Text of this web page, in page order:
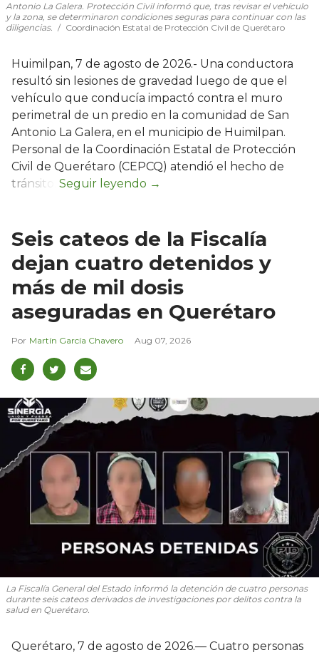
Antonio La Galera. Protección Civil informó que, tras revisar el vehículo
y la zona, se determinaron condiciones seguras para continuar con las
diligencias.
Coordinación Estatal de Protección Civil de Querétaro
Huimilpan, 7 de agosto de 2026.- Una conductora
resultó sin lesiones de gravedad luego de que el
vehículo que conducía impactó contra el muro
perimetral de un predio en la comunidad de San
Antonio La Galera, en el municipio de Huimilpan.
Personal de la Coordinación Estatal de Protección
Civil de Querétaro (CEPCQ) atendió el hecho de
tránsito.
Seis cateos de la Fiscalía
dejan cuatro detenidos y
más de mil dosis
aseguradas en Querétaro
Martín García Chavero Aug 07, 2026
La Fiscalía General del Estado informó la detención de cuatro personas
durante seis cateos derivados de investigaciones por delitos contra la
salud en Querétaro.
Querétaro, 7 de agosto de 2026.— Cuatro personas